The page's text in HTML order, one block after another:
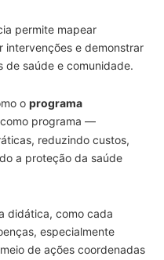
permite mapear
intervenções e demonstrar
de saúde e comunidade.
o programa
programa —
reduzindo custos,
a proteção da saúde
didática, como cada
especialmente
de ações coordenadas